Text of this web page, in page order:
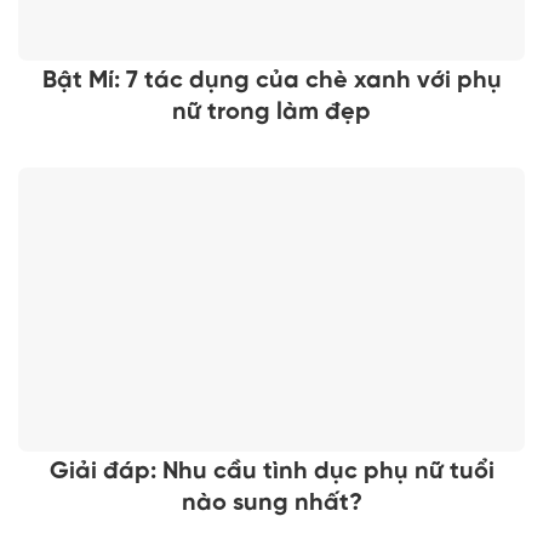
Bật Mí: 7 tác dụng của chè xanh với phụ
nữ trong làm đẹp
Giải đáp: Nhu cầu tình dục phụ nữ tuổi
nào sung nhất?